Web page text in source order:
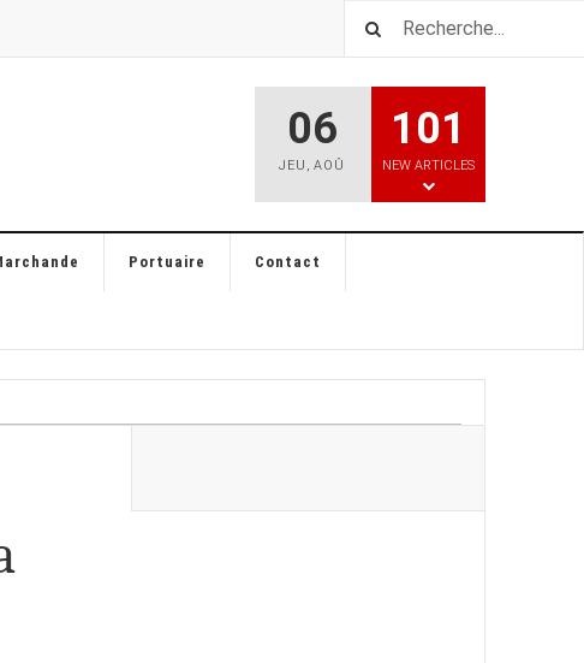
06
JEU ,AOÛ
101
NEW ARTICLES
Portuaire Contact